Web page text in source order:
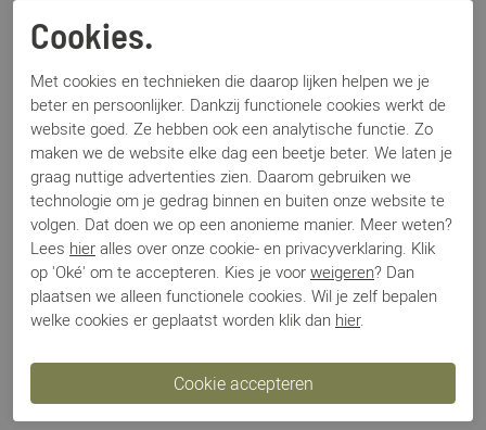
Omschrijving
Specificaties
Merk
Everybody
Artikelnummer
Berta 49957
Los voetbed
Nee
Categorie
Laarzen
Kleur
Bruin
Materiaal
Leer
Hakhoogte
3 cm
Cookies.
Met cookies en technieken die daarop lijken helpen we je
beter en persoonlijker. Dankzij functionele cookies werkt de
website goed. Ze hebben ook een analytische functie. Zo
maken we de website elke dag een beetje beter. We laten je
graag nuttige advertenties zien. Daarom gebruiken we
technologie om je gedrag binnen en buiten onze website te
volgen. Dat doen we op een anonieme manier. Meer weten?
Lees hier alles over onze cookie- en privacyverklaring. Klik
op 'Oké' om te accepteren. Kies je voor weigeren? Dan
plaatsen we alleen functionele cookies. Wil je zelf bepalen
welke cookies er geplaatst worden klik dan hier.